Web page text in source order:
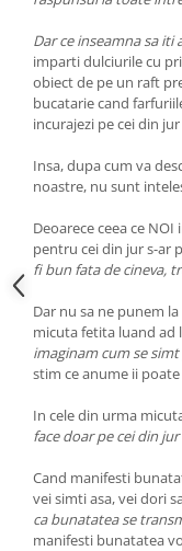
Dar ce inseamna sa
imparti dulciurile cu
obiect de pe un raft
bucatarie cand
incurajezi pe cei din
Insa, dupa cum va
noastre, nu sunt
Deoarece ceea ce
pentru cei din jur s-ar
fi bun fata de cineva,
Dar nu sa ne punem
micuta fetita luand ad
imaginam cum se
stim ce anume ii
In cele din urma
face doar pe cei din
Cand manifesti
vei simti asa, vei dori
ca bunatatea se
manifesti bunatatea